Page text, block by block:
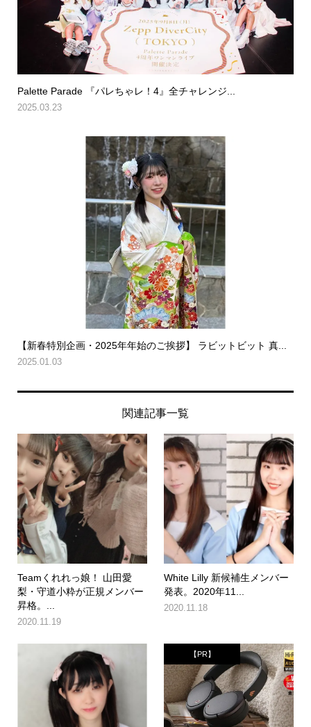
Palette Parade 『パレちゃレ！4』全チャレンジ...
2025.03.23
【新春特別企画・2025年年始のご挨拶】 ラビットビット 真...
2025.01.03
関連記事一覧
Teamくれれっ娘！ 山田愛
梨・守道小粋が正規メンバー
昇格。...
2020.11.19
White Lilly 新候補生メンバー
発表。2020年11...
2020.11.18
【PR】